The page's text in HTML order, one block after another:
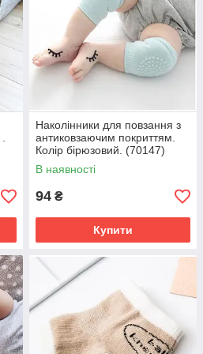
Наколінники для повзання з
антиковзаючим покриттям.
Колір бірюзовий. (70147)
В наявності
94 ₴
Купити